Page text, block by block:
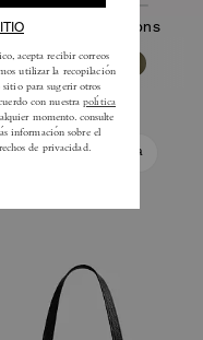
Bolso Hobo Hamptons
245 € 350 €
Añadir A La Cesta